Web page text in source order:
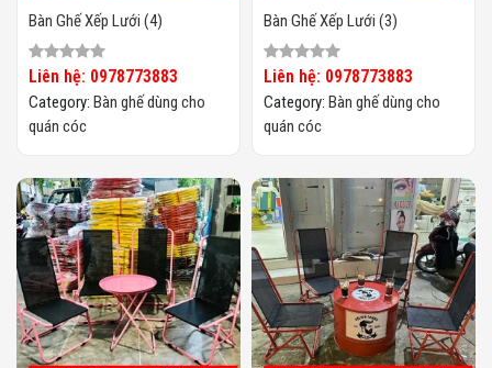
Bàn Ghế Xếp Lưới (4)
Liên hệ: 0978773883
Category: Bàn ghế dùng cho
quán cóc
Bàn Ghế Xếp Lưới (3)
Liên hệ: 0978773883
Category: Bàn ghế dùng cho
quán cóc